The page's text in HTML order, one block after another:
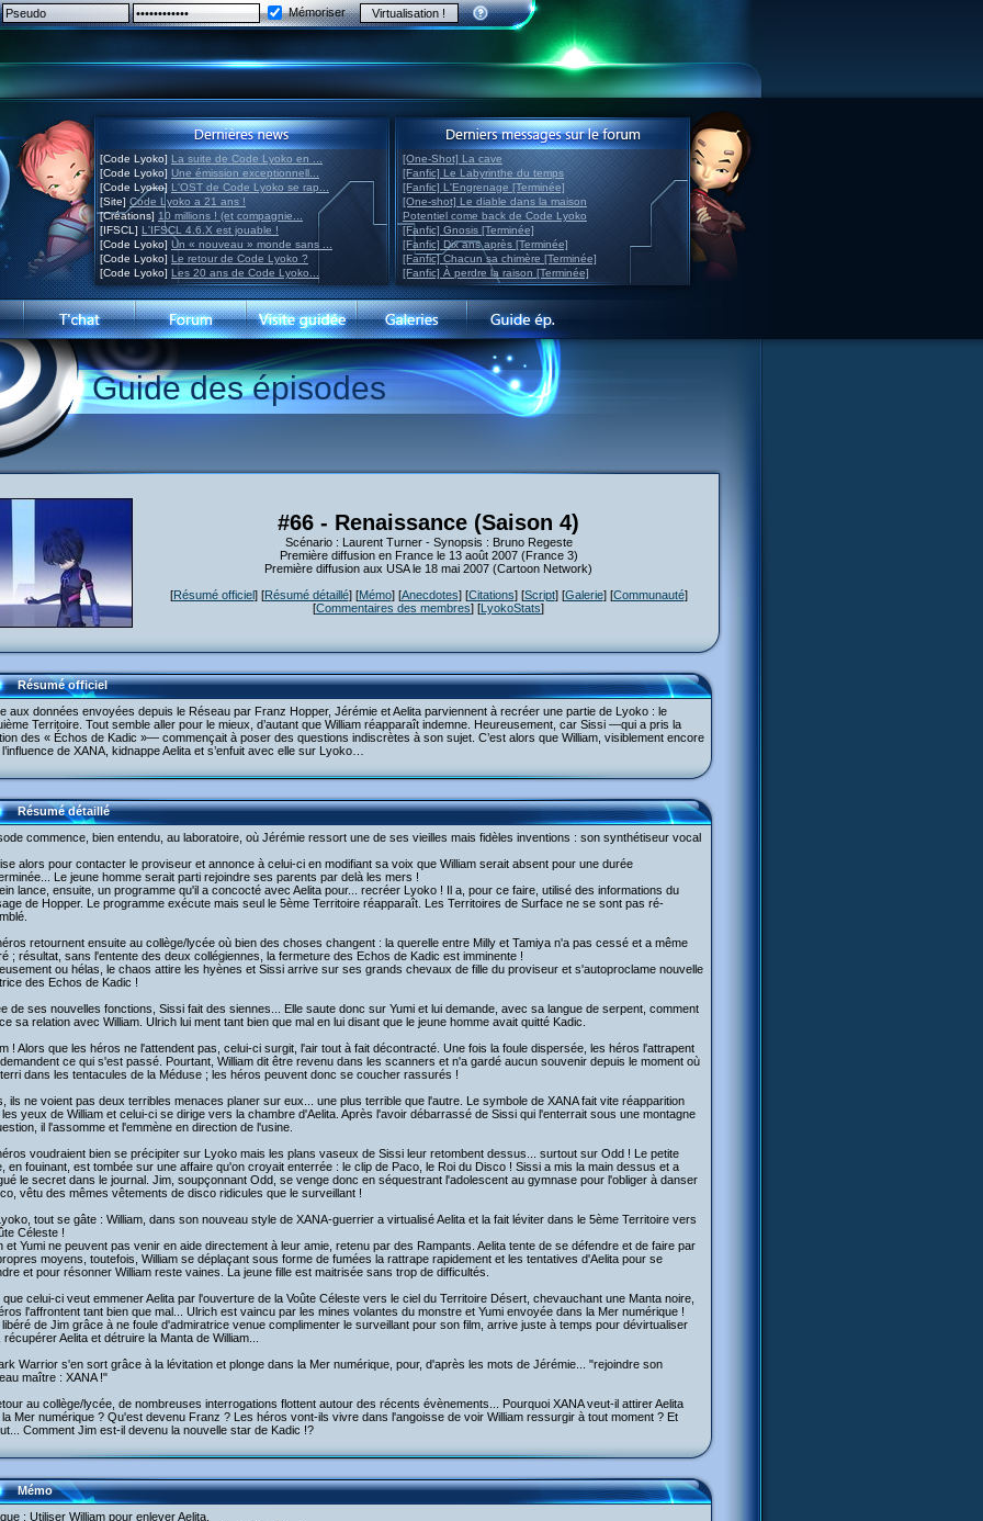
Mémoriser
[Code Lyoko] La suite de Code Lyoko en ...
[Code Lyoko] Une émission exceptionnell...
[Code Lyoko] L'OST de Code Lyoko se rap...
[Site] Code Lyoko a 21 ans !
[Créations] 10 millions ! (et compagnie...
[IFSCL] L'IFSCL 4.6.X est jouable !
[Code Lyoko] Un « nouveau » monde sans ...
[Code Lyoko] Le retour de Code Lyoko ?
[Code Lyoko] Les 20 ans de Code Lyoko...
[One-Shot] La cave
[Fanfic] Le Labyrinthe du temps
[Fanfic] L'Engrenage [Terminée]
[One-shot] Le diable dans la maison
Potentiel come back de Code Lyoko
[Fanfic] Gnosis [Terminée]
[Fanfic] Dix ans après [Terminée]
[Fanfic] Chacun sa chimère [Terminée]
[Fanfic] À perdre la raison [Terminée]
Guide des épisodes
#66 - Renaissance (Saison 4)
Scénario : Laurent Turner - Synopsis : Bruno Regeste
Première diffusion en France le 13 août 2007 (France 3)
Première diffusion aux USA le 18 mai 2007 (Cartoon Network)
[Résumé officiel] [Résumé détaillé] [Mémo] [Anecdotes] [Citations] [Script] [Galerie] [Communauté]
[Commentaires des membres] [LyokoStats]
Résumé officiel
aux données envoyées depuis le Réseau par Franz Hopper, Jérémie et Aelita parviennent à recréer une partie de Lyoko : le
Territoire. Tout semble aller pour le mieux, d’autant que William réapparaît indemne. Heureusement, car Sissi —qui a pris la
des « Échos de Kadic »— commençait à poser des questions indiscrètes à son sujet. C’est alors que William, visiblement encore
de XANA, kidnappe Aelita et s’enfuit avec elle sur Lyoko…
Résumé détaillé
commence, bien entendu, au laboratoire, où Jérémie ressort une de ses vieilles mais fidèles inventions : son synthétiseur vocal
alors pour contacter le proviseur et annonce à celui-ci en modifiant sa voix que William serait absent pour une durée
Le jeune homme serait parti rejoindre ses parents par delà les mers !
lance, ensuite, un programme qu'il a concocté avec Aelita pour... recréer Lyoko ! Il a, pour ce faire, utilisé des informations du
de Hopper. Le programme exécute mais seul le 5ème Territoire réapparaît. Les Territoires de Surface ne se sont pas ré-
retournent ensuite au collège/lycée où bien des choses changent : la querelle entre Milly et Tamiya n'a pas cessé et a même
; résultat, sans l'entente des deux collégiennes, la fermeture des Echos de Kadic est imminente !
ou hélas, le chaos attire les hyènes et Sissi arrive sur ses grands chevaux de fille du proviseur et s'autoproclame nouvelle
des Echos de Kadic !
de ses nouvelles fonctions, Sissi fait des siennes... Elle saute donc sur Yumi et lui demande, avec sa langue de serpent, comment
sa relation avec William. Ulrich lui ment tant bien que mal en lui disant que le jeune homme avait quitté Kadic.
! Alors que les héros ne l'attendent pas, celui-ci surgit, l'air tout à fait décontracté. Une fois la foule dispersée, les héros l'attrapent
ce qui s'est passé. Pourtant, William dit être revenu dans les scanners et n'a gardé aucun souvenir depuis le moment où
dans les tentacules de la Méduse ; les héros peuvent donc se coucher rassurés !
ils ne voient pas deux terribles menaces planer sur eux... une plus terrible que l'autre. Le symbole de XANA fait vite réapparition
yeux de William et celui-ci se dirige vers la chambre d'Aelita. Après l'avoir débarrassé de Sissi qui l'enterrait sous une montagne
il l'assomme et l'emmène en direction de l'usine.
voudraient bien se précipiter sur Lyoko mais les plans vaseux de Sissi leur retombent dessus... surtout sur Odd ! Le petite
en fouinant, est tombée sur une affaire qu'on croyait enterrée : le clip de Paco, le Roi du Disco ! Sissi a mis la main dessus et a
le secret dans le journal. Jim, soupçonnant Odd, se venge donc en séquestrant l'adolescent au gymnase pour l'obliger à danser
vêtu des mêmes vêtements de disco ridicules que le surveillant !
tout se gâte : William, dans son nouveau style de XANA-guerrier a virtualisé Aelita et la fait léviter dans le 5ème Territoire vers
Céleste !
et Yumi ne peuvent pas venir en aide directement à leur amie, retenu par des Rampants. Aelita tente de se défendre et de faire par
moyens, toutefois, William se déplaçant sous forme de fumées la rattrape rapidement et les tentatives d'Aelita pour se
et pour résonner William reste vaines. La jeune fille est maitrisée sans trop de difficultés.
que celui-ci veut emmener Aelita par l'ouverture de la Voûte Céleste vers le ciel du Territoire Désert, chevauchant une Manta noire,
l'affrontent tant bien que mal... Ulrich est vaincu par les mines volantes du monstre et Yumi envoyée dans la Mer numérique !
de Jim grâce à ne foule d'admiratrice venue complimenter le surveillant pour son film, arrive juste à temps pour dévirtualiser
récupérer Aelita et détruire la Manta de William...
Warrior s'en sort grâce à la lévitation et plonge dans la Mer numérique, pour, d'après les mots de Jérémie... "rejoindre son
maître : XANA !"
au collège/lycée, de nombreuses interrogations flottent autour des récents évènements... Pourquoi XANA veut-il attirer Aelita
Mer numérique ? Qu'est devenu Franz ? Les héros vont-ils vivre dans l'angoisse de voir William ressurgir à tout moment ? Et
Comment Jim est-il devenu la nouvelle star de Kadic !?
Mémo
: Utiliser William pour enlever Aelita.